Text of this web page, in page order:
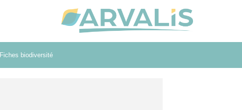
Fiches biodiversité